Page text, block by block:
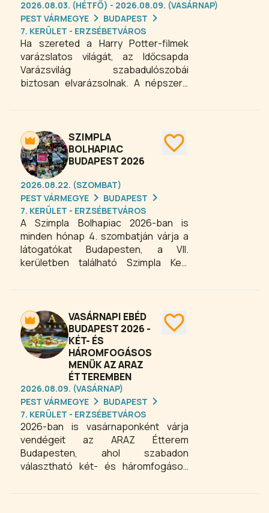
2026.08.03. (HÉTFŐ) - 2026.08.09. (VASÁRNAP)
PEST VÁRMEGYE
BUDAPEST
7. KERÜLET - ERZSÉBETVÁROS
Ha szereted a Harry Potter-filmek
varázslatos világát, az Időcsapda
Varázsvilág szabadulószobái
biztosan elvarázsolnak. A népszerű
különleges tárgyakkal találkozhatsz,
a feladatokat, sőt akár a
Varázslóbörtön foglyait is
kiszabadíthatod egy izgalmas
szabadulós játék során.
SZIMPLA
BOLHAPIAC
BUDAPEST 2026
2026.08.22. (SZOMBAT)
PEST VÁRMEGYE
BUDAPEST
7. KERÜLET - ERZSÉBETVÁROS
A Szimpla Bolhapiac 2026-ban is
minden hónap 4. szombatján várja a
látogatókat Budapesten, a VII.
kerületben található Szimpla Kert
kirakodóvásár, kultúrzsibi és
felfedezés élményét kínálja mindazok
számára, akik szeretik a régi
tárgyakban rejlő történeteket és a
kincsvadászat izgalmát. A Szimpla
Bolhapiac tökéletes program
mindazok számára, akik szeretik a
turkálás izgalmát, a fenntartható
vásárlást és a különleges budapesti
élményeket.
VASÁRNAPI EBÉD
BUDAPEST 2026 -
KÉT- ÉS
HÁROMFOGÁSOS
MENÜK AZ ARAZ
ÉTTEREMBEN
2026.08.09. (VASÁRNAP)
PEST VÁRMEGYE
BUDAPEST
7. KERÜLET - ERZSÉBETVÁROS
2026-ban is vasárnaponként várja
vendégeit az ARAZ Étterem
Budapesten, ahol szabadon
választható két- és háromfogásos
vendégek háromféle leves, ötféle